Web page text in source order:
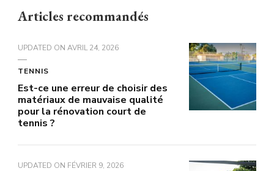
Articles recommandés
UPDATED ON AVRIL 24, 2026
TENNIS
Est-ce une erreur de choisir des
matériaux de mauvaise qualité
pour la rénovation court de
tennis ?
UPDATED ON FÉVRIER 9, 2026